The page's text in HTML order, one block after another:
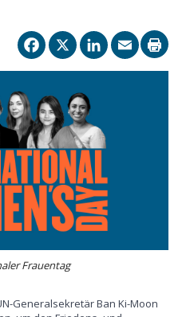
Facebook
X
Frauentag
Generalsekretär Ban Ki-Moon